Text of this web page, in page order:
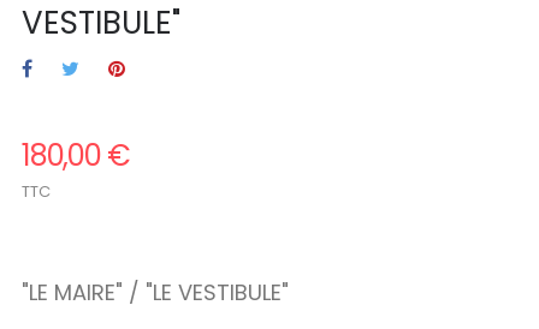
VESTIBULE"
180,00 €
TTC
"LE MAIRE" / "LE VESTIBULE"